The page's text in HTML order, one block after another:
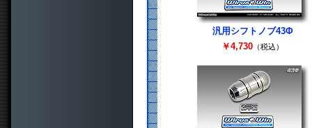
汎用シフトノブ43Φ
￥4,730 （税込）